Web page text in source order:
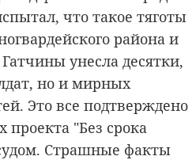
что такое тяготы
района и
унесла десятки,
но и мирных
Это все подтверждено
"Без срока
Страшные факты
наградами,
погода.